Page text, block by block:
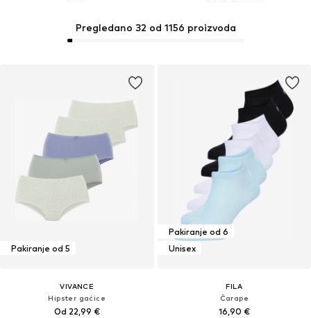
Pakiranje od 5
VIVANCE
Hipster gaćice
Od 22,99 €
Pregledano 32 od 1156 proizvoda
Pakiranje od 6
Unisex
FILA
Čarape
16,90 €